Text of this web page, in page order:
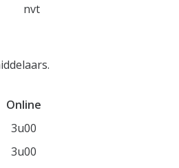
nvt
Online
3u00
3u00